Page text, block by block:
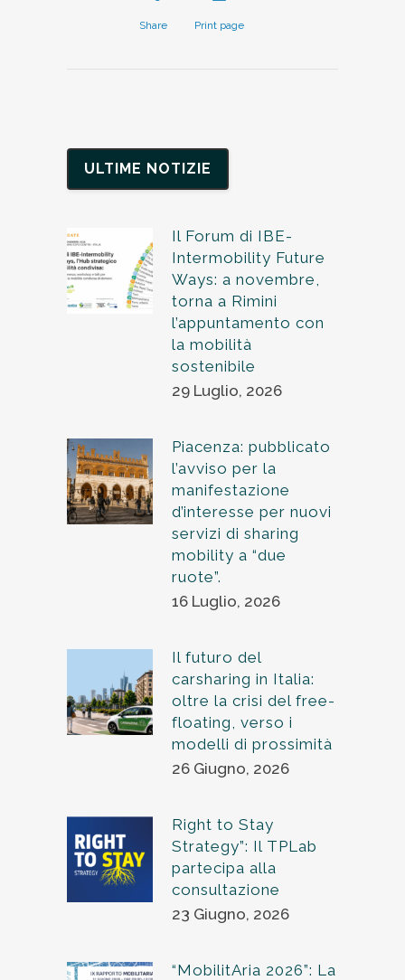
Share Print page
ULTIME NOTIZIE
Il Forum di IBE-
Intermobility Future
Ways: a novembre,
torna a Rimini
l’appuntamento con
la mobilità
sostenibile
29 Luglio, 2026
Piacenza: pubblicato
l’avviso per la
manifestazione
d’interesse per nuovi
servizi di sharing
mobility a “due
ruote”.
16 Luglio, 2026
Il futuro del
carsharing in Italia:
oltre la crisi del free-
floating, verso i
modelli di prossimità
26 Giugno, 2026
Right to Stay
Strategy”: Il TPLab
partecipa alla
consultazione
23 Giugno, 2026
“MobilitAria 2026”: La